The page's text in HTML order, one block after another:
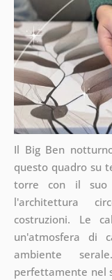
Il Big Ben
questo quadro su
torre con il suo
l'architettura
costruzioni. Le
un'atmosfera di
ambiente
perfettamente nel